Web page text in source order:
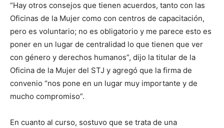
“Hay otros consejos que tienen acuerdos, tanto con las
Oficinas de la Mujer como con centros de capacitación,
pero es voluntario; no es obligatorio y me parece esto es
poner en un lugar de centralidad lo que tienen que ver
con género y derechos humanos”, dijo la titular de la
Oficina de la Mujer del STJ y agregó que la firma de
convenio “nos pone en un lugar muy importante y de
mucho compromiso”.
En cuanto al curso, sostuvo que se trata de una